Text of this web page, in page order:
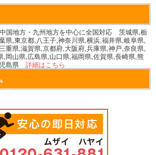
国地方・九州地方を中心に全国対応 茨城県,栃
県,東京都,八王子,神奈川県,横浜,福井県,岐阜県,
重県,滋賀県,京都府,大阪府,兵庫県,神戸,奈良県,
,岡山県,広島県,山口県,福岡県,佐賀県,長崎県,熊
児島県詳細はこちら